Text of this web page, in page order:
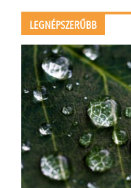
LEGNÉPSZERŰBB